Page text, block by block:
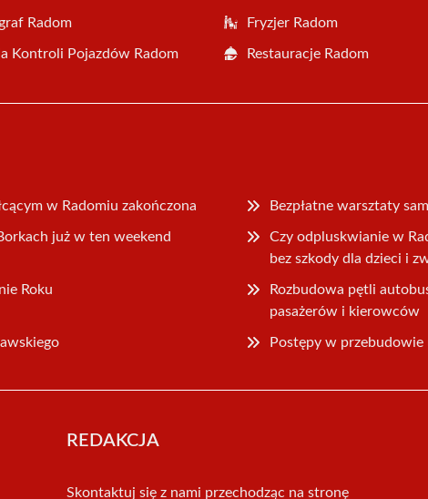
Radom Fryzjer Radom
Kontroli Pojazdów Radom Restauracje Radom
w Radomiu zakończona Bezpłatne warsztaty
już w ten weekend
Czy odpluskwianie w
bez szkody dla dzieci i
Roku
Rozbudowa pętli
pasażerów i kierowców
Postępy w
REDAKCJA
Skontaktuj się z nami przechodząc na stronę